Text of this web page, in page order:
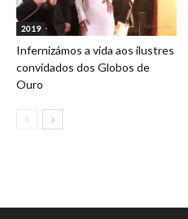
2019
Infernizámos a vida aos ilustres
convidados dos Globos de
Ouro